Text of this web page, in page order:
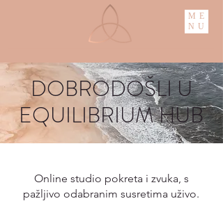
ME
NU
DOBRODOŠLI U
EQUILIBRIUM HUB
Online studio pokreta i zvuka, s
pažljivo odabranim susretima uživo.